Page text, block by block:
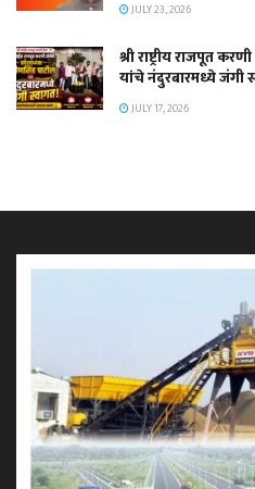
JULY 23, 2026
श्री राष्ट्रीय राजपूत
यांचे नंदुरबारमध्ये जंगी
JULY 17, 2026